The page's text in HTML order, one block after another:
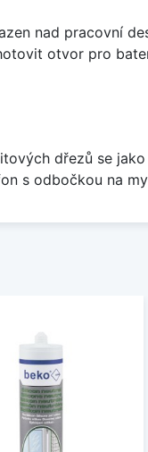
nad pracovní
otvor pro
dřezů se
s odbočkou na